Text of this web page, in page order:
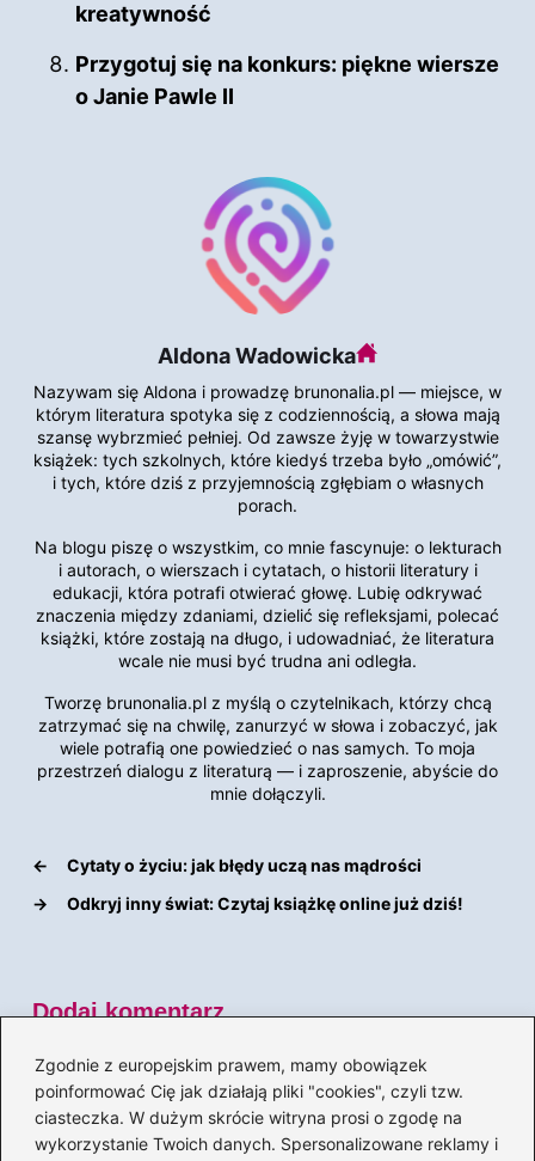
Zgodnie z europejskim prawem, mamy obowiązek
poinformować Cię jak działają pliki "cookies", czyli tzw.
ciasteczka. W dużym skrócie witryna prosi o zgodę na
wykorzystanie Twoich danych. Spersonalizowane reklamy i
kreatywność
Przygotuj się na konkurs: piękne wiersze
o Janie Pawle II
Aldona Wadowicka
Nazywam się Aldona i prowadzę brunonalia.pl — miejsce, w
którym literatura spotyka się z codziennością, a słowa mają
szansę wybrzmieć pełniej. Od zawsze żyję w towarzystwie
książek: tych szkolnych, które kiedyś trzeba było „omówić”,
i tych, które dziś z przyjemnością zgłębiam o własnych
porach.
Na blogu piszę o wszystkim, co mnie fascynuje: o lekturach
i autorach, o wierszach i cytatach, o historii literatury i
edukacji, która potrafi otwierać głowę. Lubię odkrywać
znaczenia między zdaniami, dzielić się refleksjami, polecać
książki, które zostają na długo, i udowadniać, że literatura
wcale nie musi być trudna ani odległa.
Tworzę brunonalia.pl z myślą o czytelnikach, którzy chcą
zatrzymać się na chwilę, zanurzyć w słowa i zobaczyć, jak
wiele potrafią one powiedzieć o nas samych. To moja
przestrzeń dialogu z literaturą — i zaproszenie, abyście do
mnie dołączyli.
←
Cytaty o życiu: jak błędy uczą nas mądrości
→
Odkryj inny świat: Czytaj książkę online już dziś!
Dodaj komentarz
Twój adres email nie zostanie opublikowany.
Wymagane pola są oznaczone*
Komentarz*